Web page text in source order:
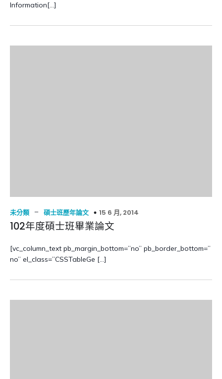
Information[…]
未分類 – 碩士班歷年論文 15 6 月, 2014
102年度碩士班畢業論文
[vc_column_text pb_margin_bottom=”no” pb_border_bottom=”
no” el_class=”CSSTableGe […]